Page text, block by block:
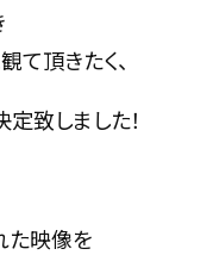
て頂きたく、
致しました！
た映像を